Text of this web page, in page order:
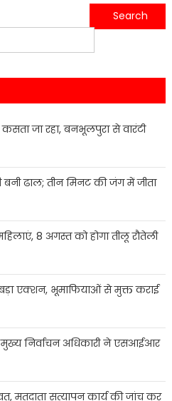
गुरुदेव फाउंडेशन ने रॉयल रेजीडेंसी में ‘धोलिदा गरबा 2024’ का आयोजन किया…..
जा रहा, बनभूलपुरा से वारंटी
ढाल; तीन मिनट की जंग में जीता
8 अगस्त को होगा तीलू रौतेली
एक्शन, भूमाफियाओं से मुक्त कराई
मुख्य निर्वाचन अधिकारी ने एसआईआर
मतदाता सत्यापन कार्य की जांच कर